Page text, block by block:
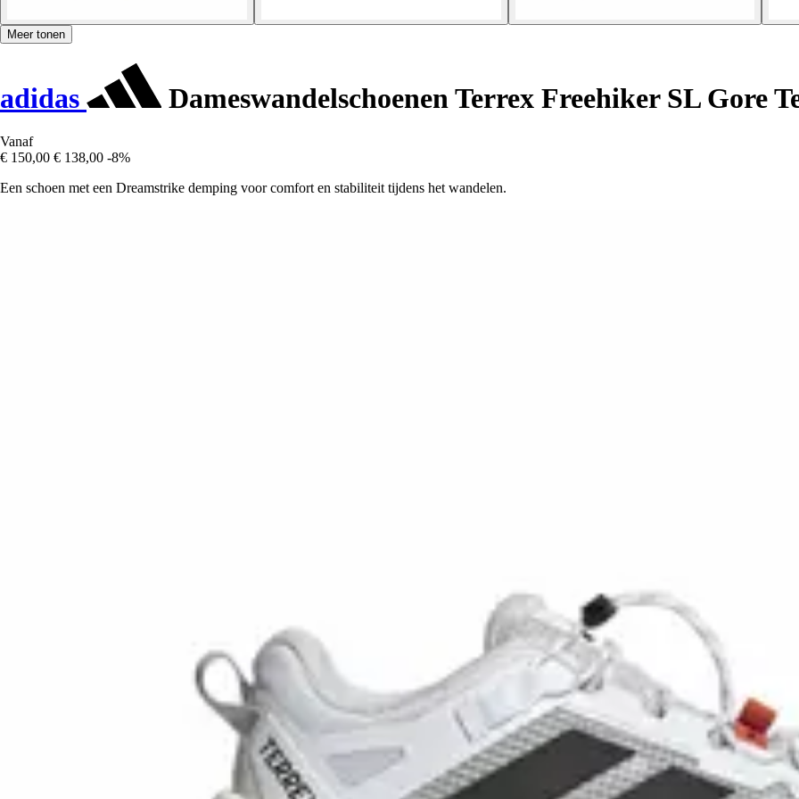
Meer tonen
adidas Dameswandelschoenen Terrex Freehiker SL Gore
Vanaf
€ 150,00 € 138,00 -8%
Een schoen met een Dreamstrike demping voor comfort en stabiliteit tijdens het wandelen.